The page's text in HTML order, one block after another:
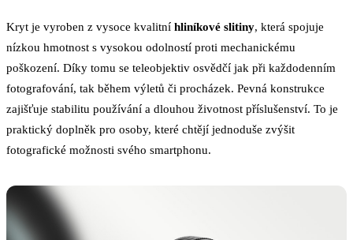
Kryt je vyroben z vysoce kvalitní hliníkové slitiny, která spojuje
nízkou hmotnost s vysokou odolností proti mechanickému
poškození. Díky tomu se teleobjektiv osvědčí jak při každodenním
fotografování, tak během výletů či procházek. Pevná konstrukce
zajišťuje stabilitu používání a dlouhou životnost příslušenství. To je
praktický doplněk pro osoby, které chtějí jednoduše zvýšit
fotografické možnosti svého smartphonu.